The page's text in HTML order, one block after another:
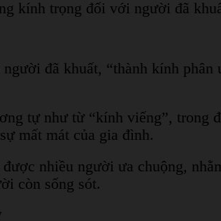
kính trọng đối với người đã
đã khuất, “thành kính
tự như từ “kính viếng”, trong
mất mát của gia đình.
nhiều người ưa chuộng,
còn sống sót.